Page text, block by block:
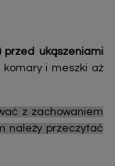
przed ukąszeniami
komary i meszki aż
z zachowaniem
należy przeczytać